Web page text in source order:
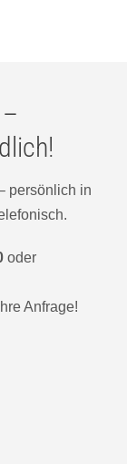
persönlich in
oder
Anfrage!